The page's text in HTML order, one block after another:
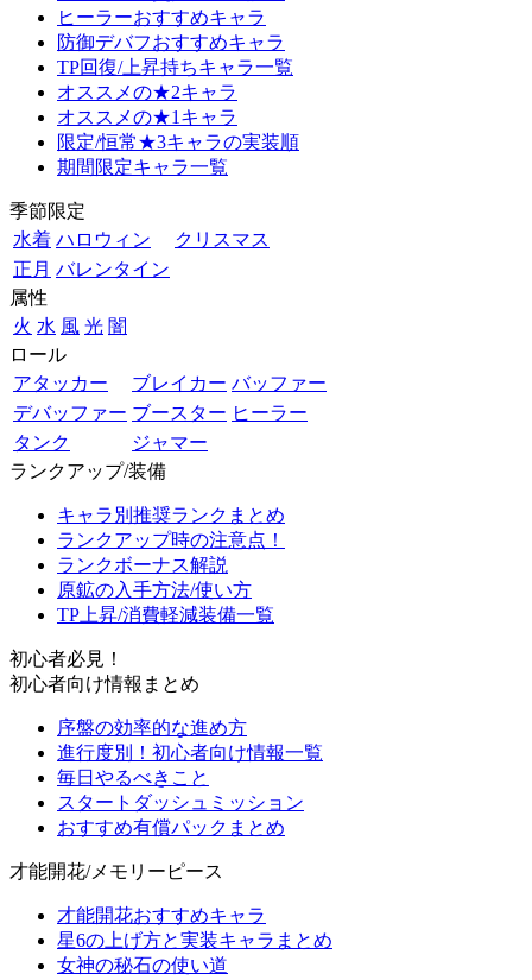
ヒーラーおすすめキャラ
防御デバフおすすめキャラ
TP回復/上昇持ちキャラ一覧
オススメの★2キャラ
オススメの★1キャラ
限定/恒常★3キャラの実装順
期間限定キャラ一覧
季節限定
水着 ハロウィン
クリスマス
正月 バレンタイン
属性
火 水 風 光 闇
ロール
アタッカー
ブレイカー バッファー
デバッファー ブースター ヒーラー
タンク
ジャマー
ランクアップ/装備
キャラ別推奨ランクまとめ
ランクアップ時の注意点！
ランクボーナス解説
原鉱の入手方法/使い方
TP上昇/消費軽減装備一覧
初心者必見！
初心者向け情報まとめ
序盤の効率的な進め方
進行度別！初心者向け情報一覧
毎日やるべきこと
スタートダッシュミッション
おすすめ有償パックまとめ
才能開花/メモリーピース
才能開花おすすめキャラ
星6の上げ方と実装キャラまとめ
女神の秘石の使い道